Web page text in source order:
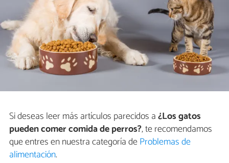
Si deseas leer más artículos parecidos a¿Los gatos
pueden comer comida de perros?, te recomendamos
que entres en nuestra categoría deProblemas de
alimentación.